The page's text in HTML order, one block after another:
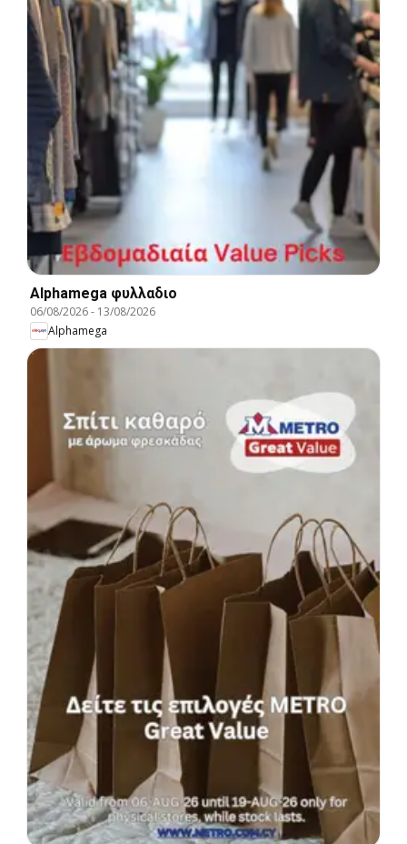
Alphamega φυλλαδιο
06/08/2026- 13/08/2026
Alphamega